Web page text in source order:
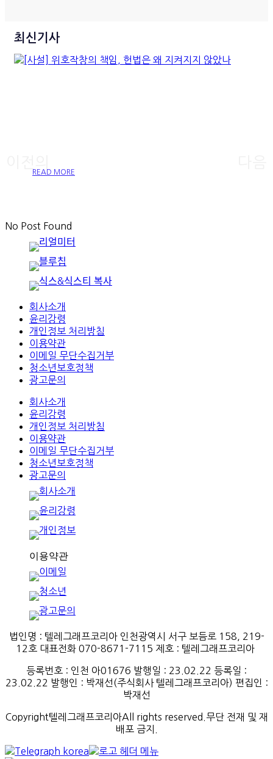
최신기사
READ MORE
No Post Found
회사소개
윤리강령
개인정보 처리방침
이용약관
이메일 무단수집거부
청소년보호정책
광고문의
회사소개
윤리강령
개인정보 처리방침
이용약관
이메일 무단수집거부
청소년보호정책
광고문의
법인명 : 텔레그래프코리아 인천광역시 서구 보듬로 158, 219-
12호 대표전화 070-8671-7115 제호 : 텔레그래프코리아
등록번호 : 인천 아01676 발행일 : 23.02.22 등록일 :
23.02.22 발행인 : 박재선(주식회사텔레그래프코리아) 편집인 :
박재선
Copyright텔레그래프코리아All rights reserved.무단 전재 및 재
배포 금지.